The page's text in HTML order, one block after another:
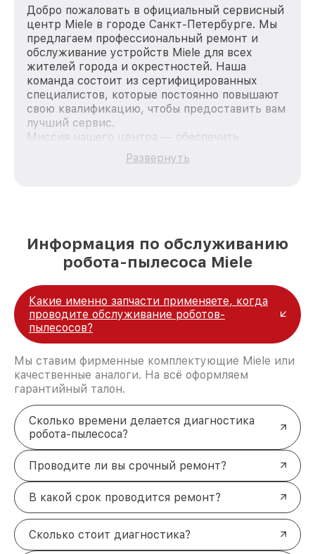
Добро пожаловать в официальный сервисный
центр Miele в городе Санкт-Петербурге. Мы
предлагаем профессиональный ремонт и
обслуживание устройств Miele для всех
жителей города и окрестностей. Наша
команда состоит из сертифицированных
специалистов, которые постоянно повышают
свою квалификацию, чтобы предоставить вам
лучший сервис.
Миссия нашего центра — обеспечить
качественный и доступный ремонт для
каждого пользователя продукции Miele, вне
лучшим сервисным центром Miele в городе
Санкт-Петербурге, постоянно повышая
уровень доверия и лояльности наших
Развернуть
Информация по обслуживанию
робота-пылесоса Miele
Какие именно запчасти применяете, когда
проводите обслуживание роботов-
пылесосов?
Мы ставим фирменные комплектующие Miele или
качественные аналоги. На всё оформляем
гарантийный талон.
Сколько времени делается диагностика
робота-пылесоса?
Проводите ли вы срочный ремонт?
В какой срок проводится ремонт?
Сколько стоит диагностика?